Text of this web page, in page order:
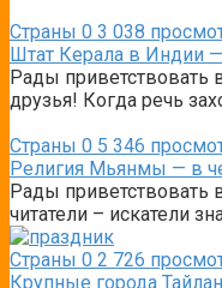
Страны 0 3 038
Штат Керала в Индии
Рады приветствовать
друзья! Когда речь
Страны 0 5 346
Религия Мьянмы — в
Рады приветствовать
читатели – искатели
Страны 0 2 726
Крупные города